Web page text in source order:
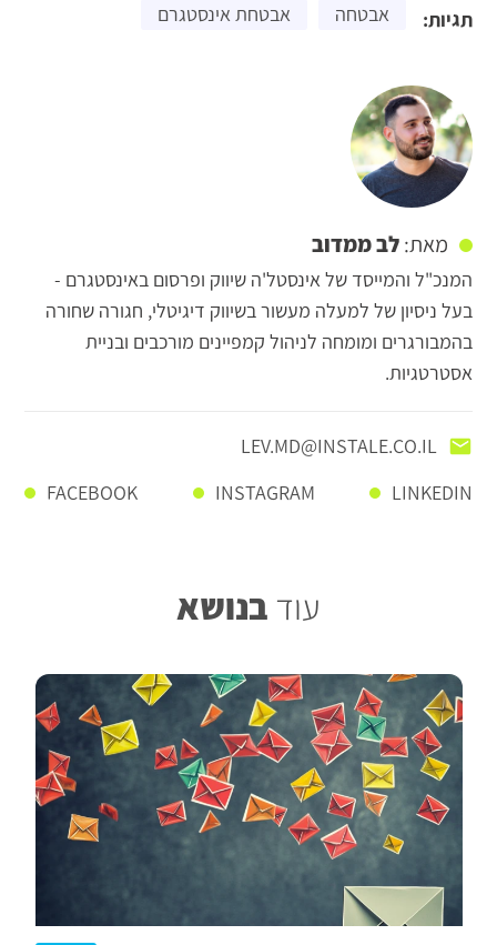
תגיות: אבטחה אבטחת אינסטגרם
מאת:לב ממדוב
המנכ"ל והמייסד של אינסטל'ה שיווק ופרסום באינסטגרם -
בעל ניסיון של למעלה מעשור בשיווק דיגיטלי, חגורה שחורה
בהמבורגרים ומומחה לניהול קמפיינים מורכבים ובניית
אסטרטגיות.
LEV.MD@INSTALE.CO.IL
LINKEDIN
INSTAGRAM
FACEBOOK
עוד בנושא